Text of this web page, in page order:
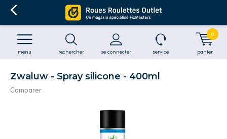
rechercher se connecter
menu service panier
0
Zwaluw - Spray silicone - 400ml
Comparer